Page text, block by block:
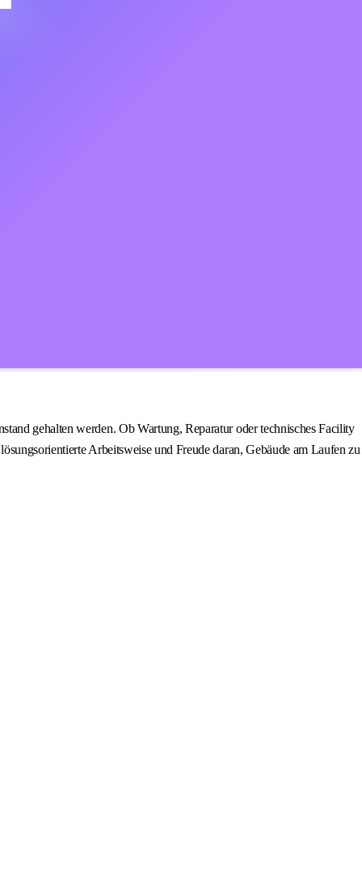
gehalten werden. Ob Wartung, Reparatur oder technisches Facility
Arbeitsweise und Freude daran, Gebäude am Laufen zu